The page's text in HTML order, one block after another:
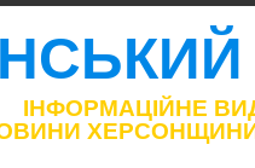
ІНФОРМАЦІЙНЕ
ХЕРСОНЩИНИ